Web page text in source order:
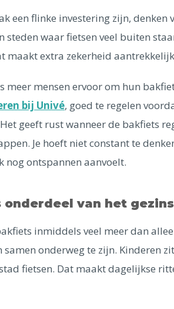
een flinke investering zijn, denken
steden waar fietsen veel buiten
maakt extra zekerheid
meer mensen ervoor om hun
bij Univé, goed te regelen
geeft rust wanneer de bakfiets
Je hoeft niet constant te
ontspannen aanvoelt.
onderdeel van het
inmiddels veel meer dan
onderweg te zijn. Kinderen
fietsen. Dat maakt dagelijkse